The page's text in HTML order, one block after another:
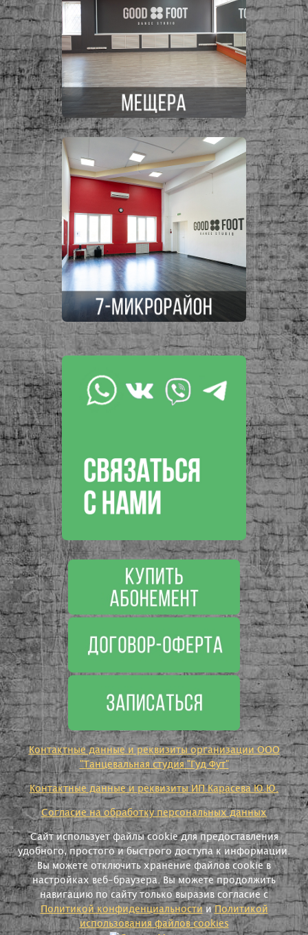
Контактные данные и реквизиты организации ООО
"Танцевальная студия "Гуд Фут"
Контактные данные и реквизиты ИП Карасева Ю.Ю.
Согласие на обработку персональных данных
Сайт использует файлы cookie для предоставления
удобного, простого и быстрого доступа к информации.
Вы можете отключить хранение файлов cookie в
настройках веб-браузера. Вы можете продолжить
навигацию по сайту только выразив согласие с
Политикой конфиденциальности иПолитикой
использования файлов cookies